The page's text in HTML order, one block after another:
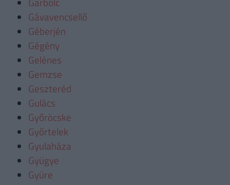
Gávavencsellő
Géberjén
Gégény
Gelénes
Gemzse
Geszteréd
Gulács
Győröcske
Győrtelek
Gyulaháza
Gyügye
Gyüre